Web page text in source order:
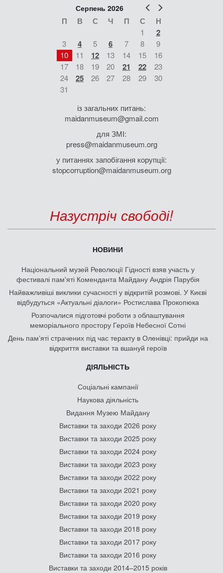
Попер
Серпень 2026
П В С Ч П С Н
1 2
3 4 5 6 7 8
9
10
11 12 13 14 15
16
17
18 19 20 21 22
23
24
25 26 27 28 29
30
31
із загальних питань:
maidanmuseum@gmail.com
для ЗМІ:
press@maidanmuseum.org
у питаннях запобігання корупції:
stopcorruption@maidanmuseum.org
Назустріч свободі!
НОВИНИ
Національний музей Революції Гідності взяв участь у
фестивалі пам'яті Коменданта Майдану Андрія Парубія
Найважливіші виклики сучасності у відкритій розмові. У Києві
відбудуться «Актуальні діалоги» Ростислава Прокопюка
Розпочалися підготовчі роботи з облаштування
меморіального простору Героїв Небесної Сотні
День памʼяті страчених під час теракту в Оленівці: прийди на
відкриття виставки та вшануй героїв
ДІЯЛЬНІСТЬ
Соціальні кампанії
Наукова діяльність
Видання Музею Майдану
Виставки та заходи 2026 року
Виставки та заходи 2025 року
Виставки та заходи 2024 року
Виставки та заходи 2023 року
Виставки та заходи 2022 року
Виставки та заходи 2021 року
Виставки та заходи 2020 року
Виставки та заходи 2019 року
Виставки та заходи 2018 року
Виставки та заходи 2017 року
Виставки та заходи 2016 року
Виставки та заходи 2014–2015 років